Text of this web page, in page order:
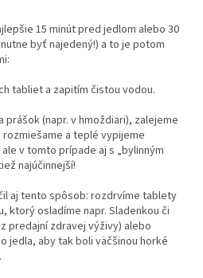
15 minút pred jedlom alebo 30
byť najedený!) a to je potom
tabliet a zapitím čistou vodou.
(napr. v hmoždiari), zalejeme
a teplé vypijeme
v tomto prípade aj s „bylinným
najúčinnejší!
aj tento spôsob: rozdrvíme tablety
ktorý osladíme napr. Sladenkou či
predajní zdravej výživy) alebo
jedla, aby tak boli väčšinou horké